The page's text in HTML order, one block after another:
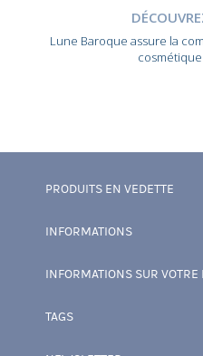
Lune Baroque assure la
PRODUITS EN VEDETTE
INFORMATIONS
INFORMATIONS SUR VOTRE
TAGS